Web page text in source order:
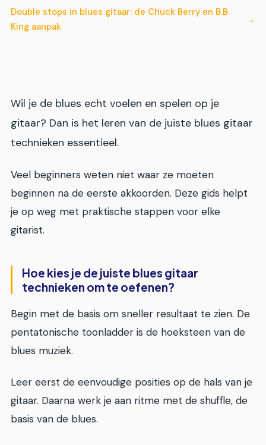
Double stops in blues gitaar: de Chuck Berry en B.B.
King aanpak
Wil je de blues echt voelen en spelen op je
gitaar? Dan is het leren van de juiste blues gitaar
technieken essentieel.
Veel beginners weten niet waar ze moeten
beginnen na de eerste akkoorden. Deze gids helpt
je op weg met praktische stappen voor elke
gitarist.
Hoe kies je de juiste blues gitaar
technieken om te oefenen?
Begin met de basis om sneller resultaat te zien. De
pentatonische toonladder is de hoeksteen van de
blues muziek.
Leer eerst de eenvoudige posities op de hals van je
gitaar. Daarna werk je aan ritme met de shuffle, de
basis van de blues.